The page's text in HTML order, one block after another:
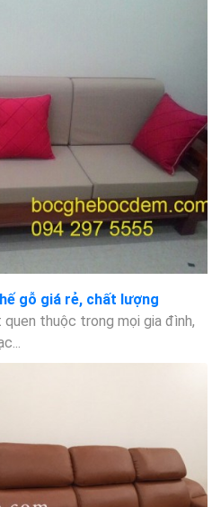
gỗ giá rẻ, chất lượng
thuộc trong mọi gia đình,